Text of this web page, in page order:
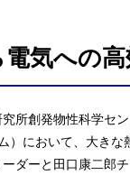
気への
所創発物性科学セ
において、大き
ダーと田口康二郎